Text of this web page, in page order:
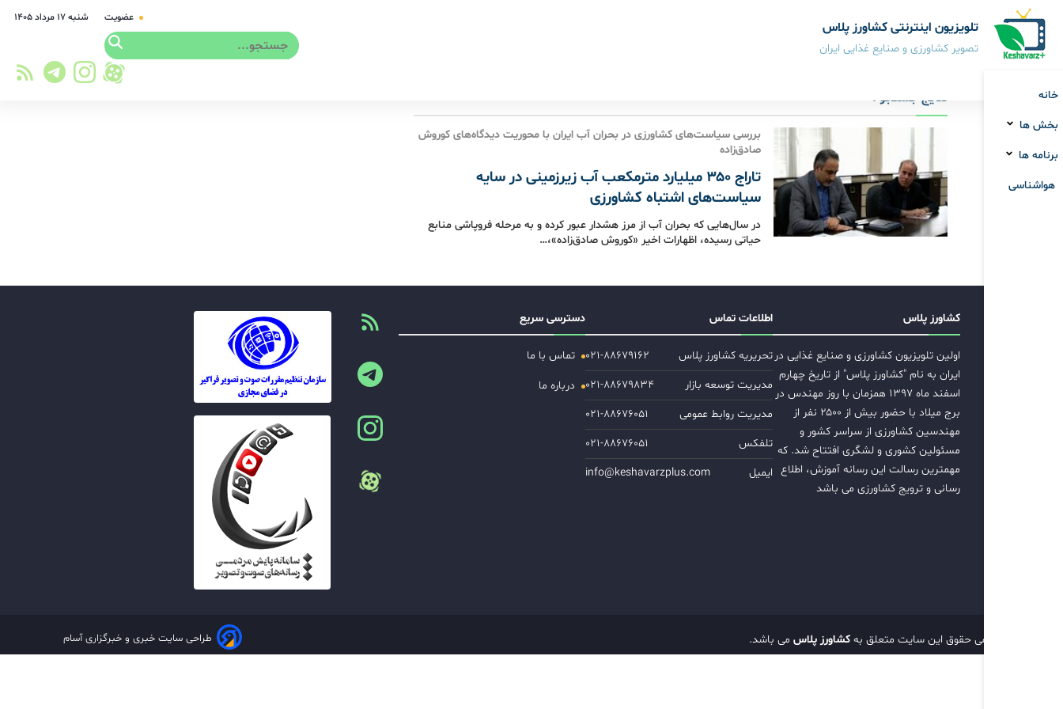
تلویزیون اینترنتی کشاورز پلاس
تصویر کشاورزی و صنایع غذایی ایران
عضویت شنبه ۱۷ مرداد ۱۴۰۵
خانه
بخش ها
برنامه ها
هواشناسی
نتایج جستجو :
بررسی سیاست‌های کشاورزی در بحران آب ایران با محوریت دیدگاه‌های کوروش
صادق‌زاده
تاراج ۳۵۰ میلیارد مترمکعب آب زیرزمینی در سایه
سیاست‌های اشتباه کشاورزی
در سال‌هایی که بحران آب از مرز هشدار عبور کرده و به مرحله فروپاشی منابع
حیاتی رسیده، اظهارات اخیر «کوروش صادق‌زاده»،…
کشاورز پلاس
اولین تلویزیون کشاورزی و صنایع غذایی در
ایران به نام "کشاورز پلاس" از تاریخ چهارم
اسفند ماه ۱۳۹۷ همزمان با روز مهندس در
برج میلاد با حضور بیش از ۲۵۰۰ نفر از
مهندسین کشاورزی از سراسر کشور و
مسئولین کشوری و لشگری افتتاح شد. که
مهمترین رسالت این رسانه آموزش، اطلاع
رسانی و ترویج کشاورزی می باشد
اطلاعات تماس
تحریریه کشاورز پلاس
۰۲۱-۸۸۶۷۹۱۶۲
مدیریت توسعه بازار
۰۲۱-۸۸۶۷۹۸۳۴
مدیریت روابط عمومی
۰۲۱-۸۸۶۷۶۰۵۱
تلفکس
۰۲۱-۸۸۶۷۶۰۵۱
ایمیل
info@keshavarzplus.com
دسترسی سریع
تماس با ما
درباره ما
تمامی حقوق این سایت متعلق به کشاورز پلاس می باشد. طراحی سایت خبری و خبرگزاری آسام